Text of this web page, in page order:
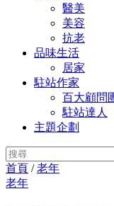
醫美
美容
抗老
品味生活
居家
駐站作家
百大顧問
駐站達人
主題企劃
首頁 /老年
老年